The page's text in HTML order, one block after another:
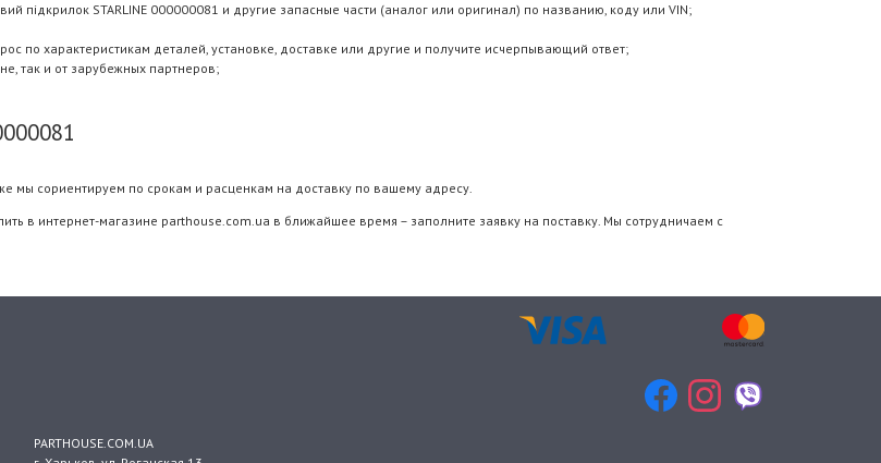
пiдкрилок STARLINE 000000081 и другие запасные части (аналог или оригинал) по названию, коду или VIN;
по характеристикам деталей, установке, доставке или другие и получите исчерпывающий ответ;
так и от зарубежных партнеров;
мы сориентируем по срокам и расценкам на доставку по вашему адресу.
в интернет-магазине parthouse.com.ua в ближайшее время – заполните заявку на поставку. Мы сотрудничаем с
PARTHOUSE.COM.UA